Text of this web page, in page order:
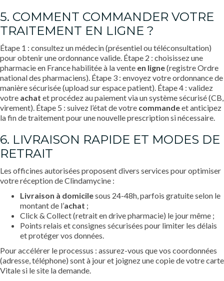
5. COMMENT COMMANDER VOTRE
TRAITEMENT EN LIGNE ?
Étape 1 : consultez un médecin (présentiel ou téléconsultation)
pour obtenir une ordonnance valide. Étape 2 : choisissez une
pharmacie en France habilitée à la vente en ligne(registre Ordre
national des pharmaciens). Étape 3 : envoyez votre ordonnance de
manière sécurisée (upload sur espace patient). Étape 4 : validez
votre achat et procédez au paiement via un système sécurisé (CB,
virement). Étape 5 : suivez l’état de votre commandeet anticipez
la fin de traitement pour une nouvelle prescription si nécessaire.
6. LIVRAISON RAPIDE ET MODES DE
RETRAIT
Les officines autorisées proposent divers services pour optimiser
votre réception de Clindamycine :
Livraison à domicilesous 24-48h, parfois gratuite selon le
montant de l’achat ;
Click & Collect (retrait en drive pharmacie) le jour même ;
Points relais et consignes sécurisées pour limiter les délais
et protéger vos données.
Pour accélérer le processus : assurez-vous que vos coordonnées
(adresse, téléphone) sont à jour et joignez une copie de votre carte
Vitale si le site la demande.